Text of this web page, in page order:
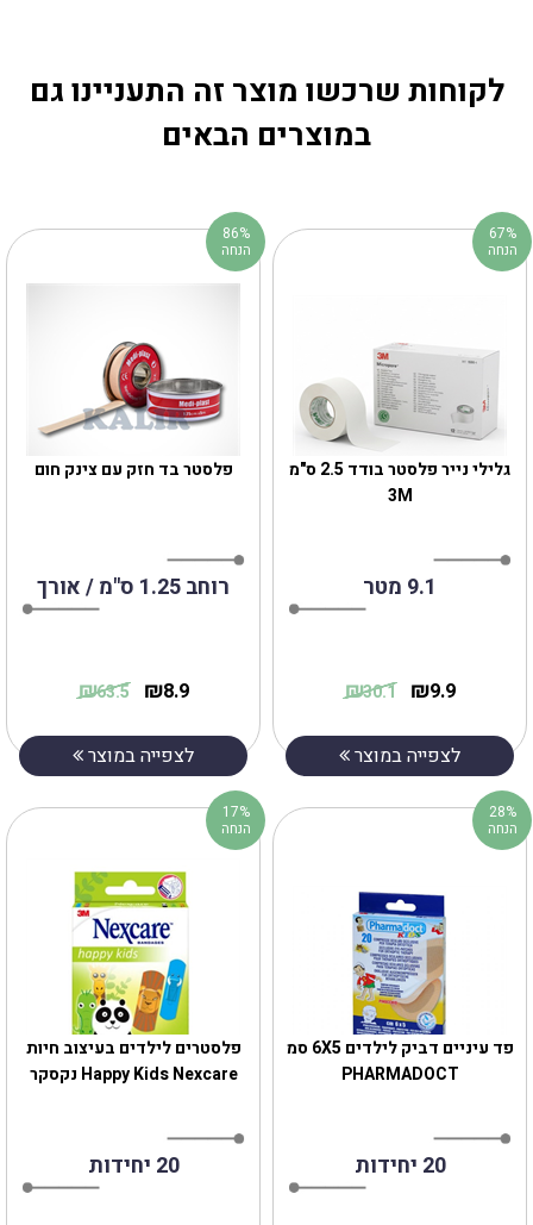
לקוחות שרכשו מוצר זה התעניינו גם
במוצרים הבאים
פלסטר בד חזק עם צינק חום
רוחב 1.25 ס"מ / אורך
8.9
₪
63.5
₪
לצפייה במוצר
86%
הנחה
גלילי נייר פלסטר בודד 2.5 ס"מ
3M
9.1 מטר
9.9
₪
30.1
₪
לצפייה במוצר
67%
הנחה
פלסטרים לילדים בעיצוב חיות
Happy Kids Nexcare נקסקר
20 יחידות
17%
הנחה
פד עיניים דביק לילדים 6X5 סמ
PHARMADOCT
20 יחידות
28%
הנחה